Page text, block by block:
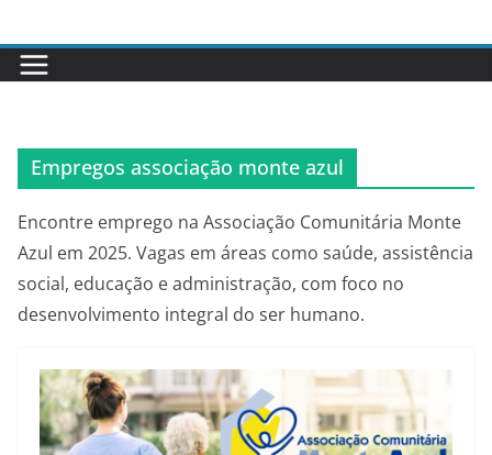
para
o
Empregos associação monte azul
Encontre emprego na Associação Comunitária Monte
Azul em 2025. Vagas em áreas como saúde, assistência
social, educação e administração, com foco no
desenvolvimento integral do ser humano.